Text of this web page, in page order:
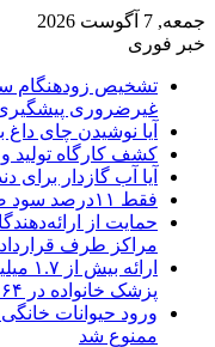
جمعه, 7 آگوست 2026
خبر فوری
تشخیص زودهنگام
غیرضروری
آیا نوشیدن چای
کشف کارگاه تولید
آیا آب گازدار
فقط ۱۱‌درصد سود صنعت دارو تبدیل به نقدینگی شده است
حمایت از
مراکز طرف قرارداد
پزشک خانواده در ۶۴ شهرستان
ورود حیوانات
ممنوع شد